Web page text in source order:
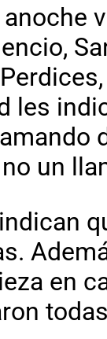
les
un
en